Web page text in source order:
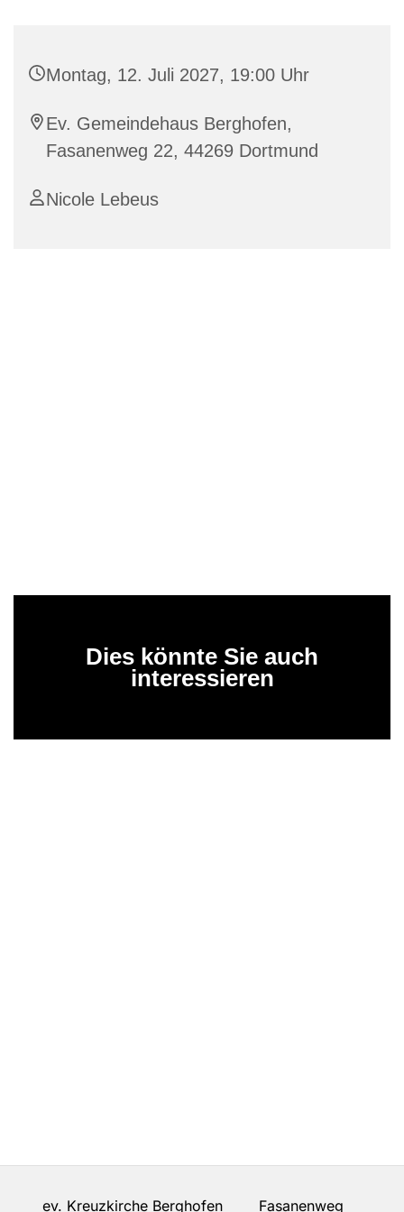
Montag, 12. Juli 2027, 19:00 Uhr
Ev. Gemeindehaus Berghofen,
Fasanenweg 22, 44269 Dortmund
Nicole Lebeus
Dies könnte Sie auch
interessieren
ev. Kreuzkirche Berghofen Fasanenweg